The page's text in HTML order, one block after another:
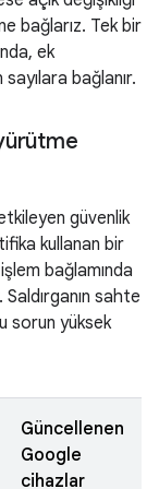
bağlarız. Tek bir
ek
bağlanır.
güvenlik
kullanan bir
bağlamında
sahte
sorun yüksek
Güncellenen
Google
cihazlar